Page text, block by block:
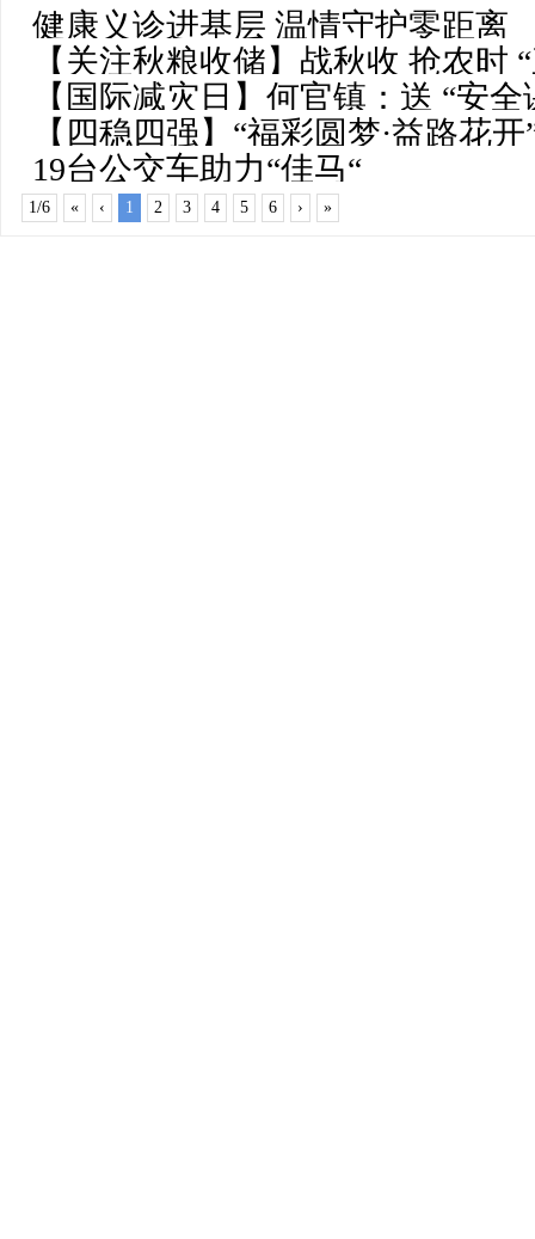
民心
健康义诊进基层 温情守护零距离
【关注秋粮收储】战秋收 抢农时
【国际减灾日】何官镇：送 “安
升级！
【四稳四强】“福彩圆梦·益路花
采风活动走进柳山镇
19台公交车助力“佳马“
1/6 « ‹ 1 2 3 4 5 6 › »